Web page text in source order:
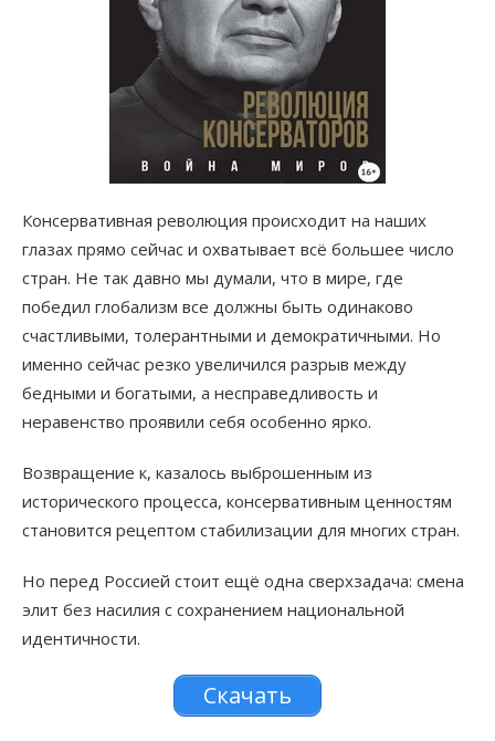
Консервативная революция происходит на наших
глазах прямо сейчас и охватывает всё большее число
стран. Не так давно мы думали, что в мире, где
победил глобализм все должны быть одинаково
счастливыми, толерантными и демократичными. Но
именно сейчас резко увеличился разрыв между
бедными и богатыми, а несправедливость и
неравенство проявили себя особенно ярко.
Возвращение к, казалось выброшенным из
исторического процесса, консервативным ценностям
становится рецептом стабилизации для многих стран.
Но перед Россией стоит ещё одна сверхзадача: смена
элит без насилия с сохранением национальной
идентичности.
Скачать